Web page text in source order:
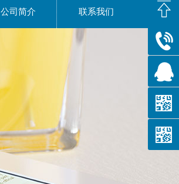
公司简介 联系我们